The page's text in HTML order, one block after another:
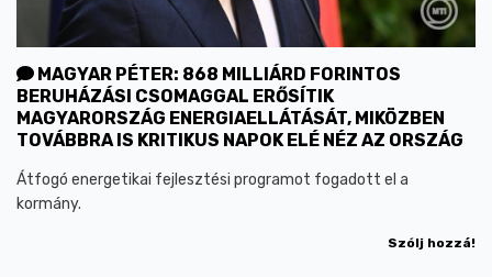
MAGYAR PÉTER: 868 MILLIÁRD FORINTOS
BERUHÁZÁSI CSOMAGGAL ERŐSÍTIK
MAGYARORSZÁG ENERGIAELLÁTÁSÁT, MIKÖZBEN
TOVÁBBRA IS KRITIKUS NAPOK ELÉ NÉZ AZ ORSZÁG
Átfogó energetikai fejlesztési programot fogadott el a
kormány.
Szólj hozzá!